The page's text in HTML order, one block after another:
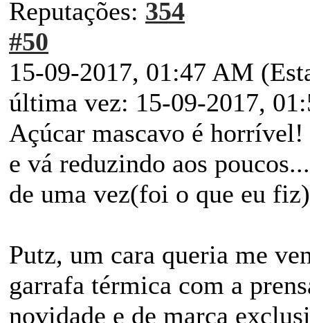
Reputações: 354
#50
15-09-2017, 01:47 AM
última vez: 15-09-2017,
Açúcar mascavo é
e vá reduzindo aos
de uma vez(foi o que eu fiz)
Putz, um cara queria me
garrafa térmica com a
novidade e de marca